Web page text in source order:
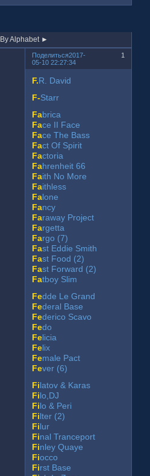
Alphabet ►
Поделиться 1
2017-
05-10 22:27:34
F.R. David
F-Starr
Fabrica
Face II Face
Face The Bass
Fact Of Spirit
Factoria
Fahrenheit 66
Faith No More
Faithless
Falone
Fancy
Faraway Project
Fargetta
Fargo (7)
Fast Eddie Smith
Fast Food (2)
Fast Forward (2)
Fatboy Slim
Fedde Le Grand
Federal Base
Federico Scavo
Fedo
Felicia
Felix
Female Pact
Fever (6)
Filatov & Karas
Filo,DJ
Filo & Peri
Filter (2)
Filur
Final Tranceport
Finley Quaye
Fiocco
First Base